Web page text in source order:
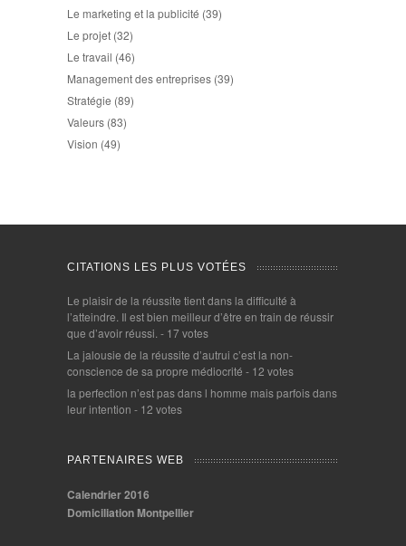
Le marketing et la publicité (39)
Le projet (32)
Le travail (46)
Management des entreprises (39)
Stratégie (89)
Valeurs (83)
Vision (49)
CITATIONS LES PLUS VOTÉES
Le plaisir de la réussite tient dans la difficulté à
l’atteindre. Il est bien meilleur d’être en train de réussir
que d’avoir réussi. - 17 votes
La jalousie de la réussite d’autrui c’est la non-
conscience de sa propre médiocrité - 12 votes
la perfection n’est pas dans l homme mais parfois dans
leur intention - 12 votes
PARTENAIRES WEB
Calendrier 2016
Domiciliation Montpellier